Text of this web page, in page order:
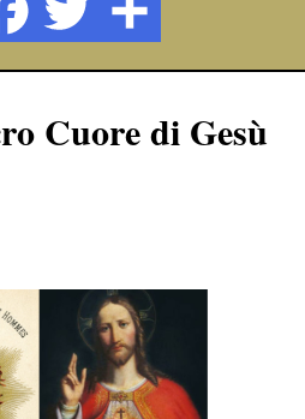
Cuore di Gesù